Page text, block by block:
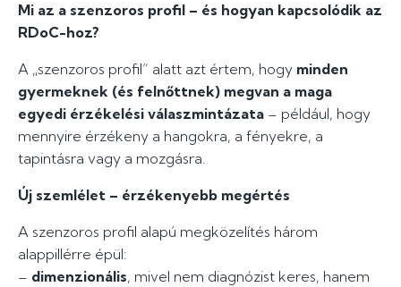
Mi az a szenzoros profil – és hogyan kapcsolódik az
RDoC-hoz?
A „szenzoros profil” alatt azt értem, hogy minden
gyermeknek (és felnőttnek) megvan a maga
egyedi érzékelési válaszmintázata – például, hogy
mennyire érzékeny a hangokra, a fényekre, a
tapintásra vagy a mozgásra.
Új szemlélet – érzékenyebb megértés
A szenzoros profil alapú megközelítés három
alappillérre épül:
– dimenzionális, mivel nem diagnózist keres, hanem